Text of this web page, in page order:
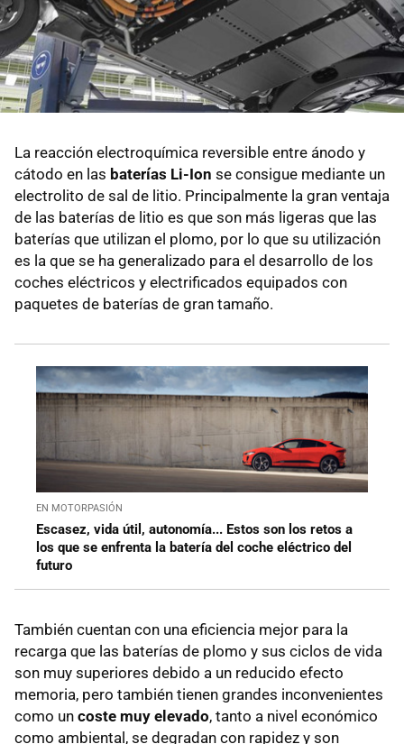
La reacción electroquímica reversible entre ánodo y
cátodo en las baterías Li-Ion se consigue mediante un
electrolito de sal de litio. Principalmente la gran ventaja
de las baterías de litio es que son más ligeras que las
baterías que utilizan el plomo, por lo que su utilización
es la que se ha generalizado para el desarrollo de los
coches eléctricos y electrificados equipados con
paquetes de baterías de gran tamaño.
EN MOTORPASIÓN
Escasez, vida útil, autonomía... Estos son los retos a
los que se enfrenta la batería del coche eléctrico del
futuro
También cuentan con una eficiencia mejor para la
recarga que las baterías de plomo y sus ciclos de vida
son muy superiores debido a un reducido efecto
memoria, pero también tienen grandes inconvenientes
como un coste muy elevado, tanto a nivel económico
como ambiental, se degradan con rapidez y son